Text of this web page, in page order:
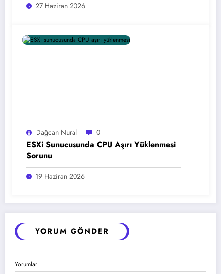
27 Haziran 2026
Dağcan Nural 0
ESXi Sunucusunda CPU Aşırı Yüklenmesi
Sorunu
19 Haziran 2026
YORUM GÖNDER
Yorumlar